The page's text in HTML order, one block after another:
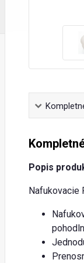
Popis
Nafukovacie